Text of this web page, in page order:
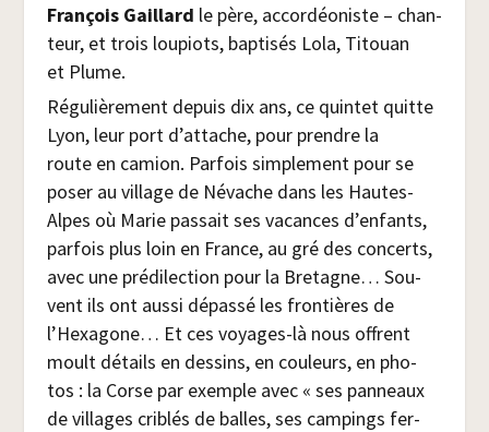
Fran­çois Gaillard le père, accor­déo­niste – chan­
teur, et trois lou­piots, bap­ti­sés Lola, Titouan
et Plume.
Régu­liè­re­ment depuis dix ans, ce quin­tet quitte
Lyon, leur port d’attache, pour prendre la
route en camion. Par­fois sim­ple­ment pour se
poser au vil­lage de Névache dans les Hautes-
Alpes où Marie pas­sait ses vacances d’enfants,
par­fois plus loin en France, au gré des concerts,
avec une pré­di­lec­tion pour la Bre­tagne… Sou­
vent ils ont aus­si dépas­sé les fron­tières de
l’Hexagone… Et ces voyages-là nous offrent
moult détails en des­sins, en cou­leurs, en pho­
tos : la Corse par exemple avec « ses pan­neaux
de vil­lages cri­blés de balles, ses cam­pings fer­